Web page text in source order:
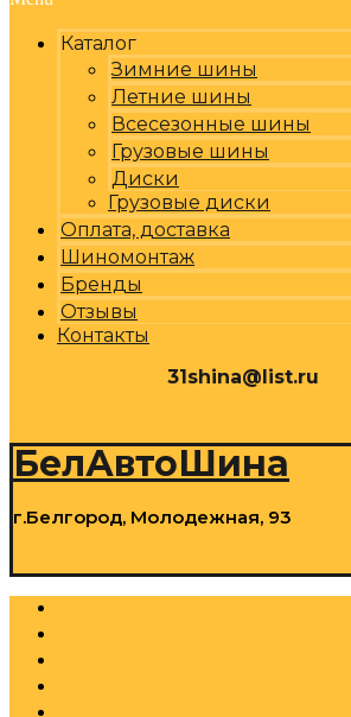
Каталог
Зимние шины
Летние шины
Всесезонные шины
Грузовые шины
Диски
Грузовые диски
Оплата, доставка
Шиномонтаж
Бренды
Отзывы
Контакты
31shina@list.ru
БелАвтоШина
г.Белгород, Молодежная, 93